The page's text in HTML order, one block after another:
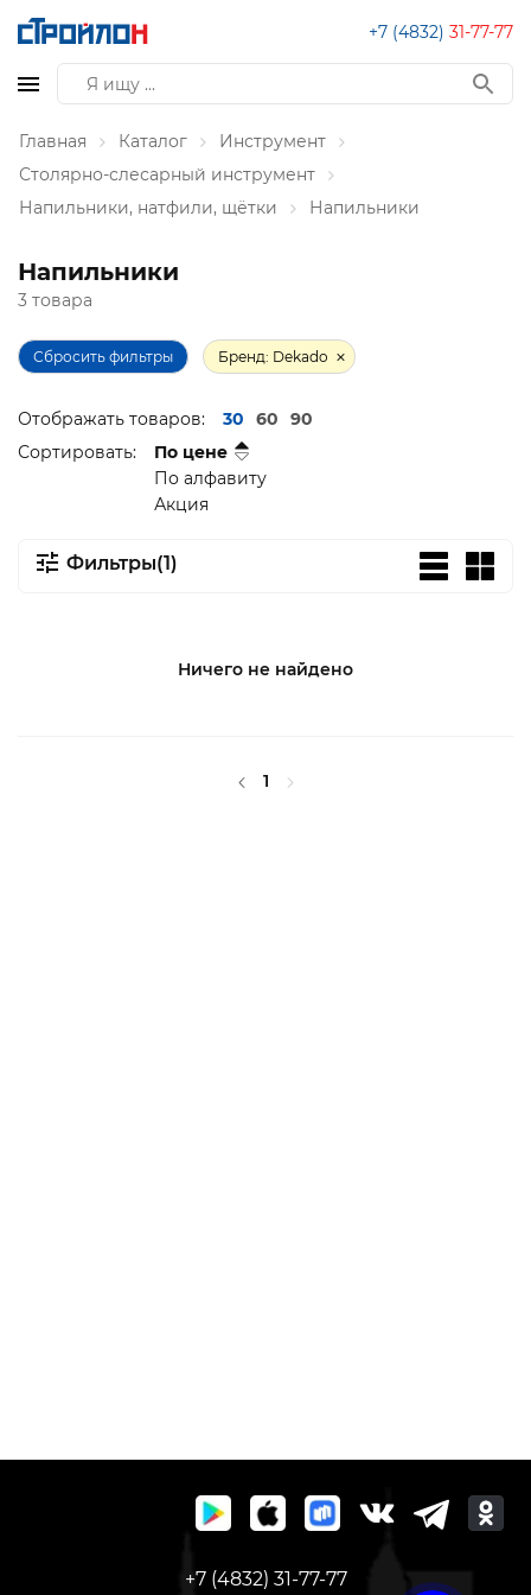
+7 (4832) 31-77-77
Главная Каталог
Инструмент
Столярно-слесарный инструмент
Напильники, натфили, щётки
Напильники
Напильники
3 товара
Сбросить фильтры Бренд: Dekado
Отображать товаров: 30 60
90
Сортировать:
По цене
По алфавиту
Акция
Фильтры(1)
Ничего не найдено
1
+7 (4832) 31-77-77